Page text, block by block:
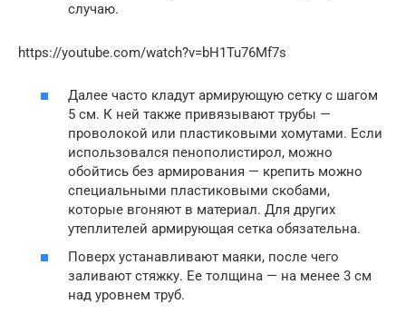
случаю.
https://youtube.com/watch?v=bH1Tu76Mf7s
Далее часто кладут армирующую сетку с шагом
5 см. К ней также привязывают трубы —
проволокой или пластиковыми хомутами. Если
использовался пенополистирол, можно
обойтись без армирования — крепить можно
специальными пластиковыми скобами,
которые вгоняют в материал. Для других
утеплителей армирующая сетка обязательна.
Поверх устанавливают маяки, после чего
заливают стяжку. Ее толщина — на менее 3 см
над уровнем труб.